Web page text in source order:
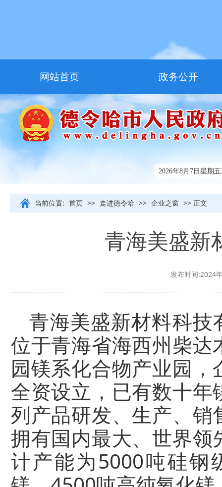
网站首页 政务公开
走进德令哈 友情链接
2026年8月7日星期五
当前位置: 首页 >> 走进德令哈 >> 企业之窗 >> 正文
青海美盛新
发布时间:2024
青海美盛新材料科
位于青海省海西州柴
园镁系化合物产业园
全资设立，已有数十
列产品研发、生产、
拥有国内最大、世界
计产能为5000吨硅钢